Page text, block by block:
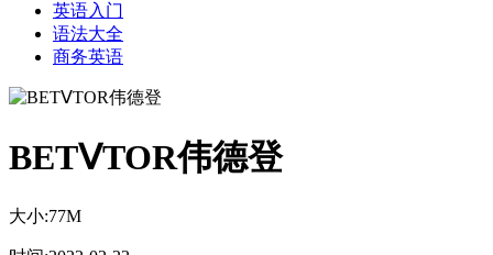
英语入门
语法大全
商务英语
BETⅤTOR伟德登
大小:77M